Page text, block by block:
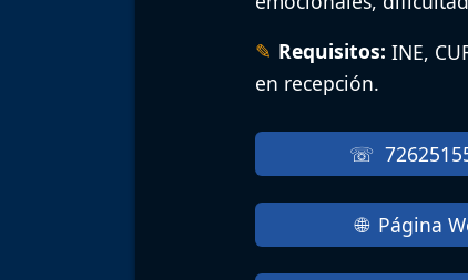
Requisitos: INE,
en recepción.
Página